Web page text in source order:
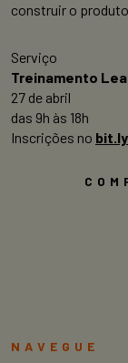
construir o
Serviço
Treinamento
27 de abril
das 9h às 18h
Inscrições no
NAVEGUE